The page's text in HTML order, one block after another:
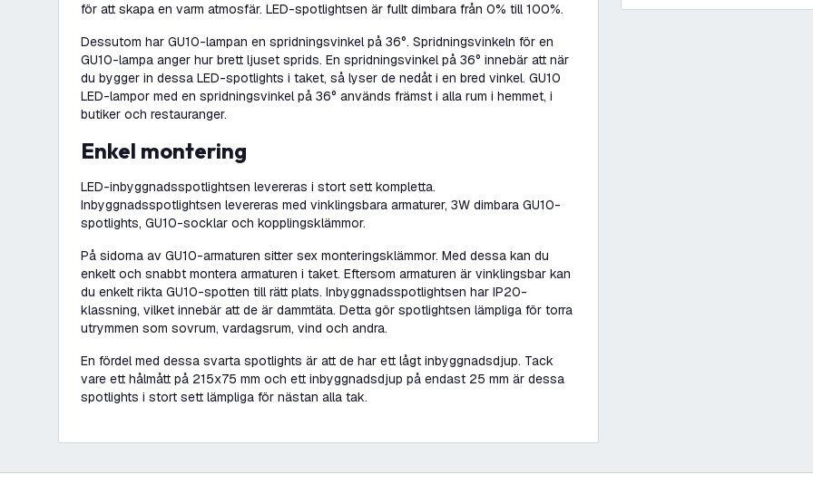
för att skapa en varm atmosfär. LED-spotlightsen är fullt dimbara från 0% till 100%.
Dessutom har GU10-lampan en spridningsvinkel på 36°. Spridningsvinkeln för en
GU10-lampa anger hur brett ljuset sprids. En spridningsvinkel på 36° innebär att när
du bygger in dessa LED-spotlights i taket, så lyser de nedåt i en bred vinkel. GU10
LED-lampor med en spridningsvinkel på 36° används främst i alla rum i hemmet, i
butiker och restauranger.
Enkel montering
LED-inbyggnadsspotlightsen levereras i stort sett kompletta.
Inbyggnadsspotlightsen levereras med vinklingsbara armaturer, 3W dimbara GU10-
spotlights, GU10-socklar och kopplingsklämmor.
På sidorna av GU10-armaturen sitter sex monteringsklämmor. Med dessa kan du
enkelt och snabbt montera armaturen i taket. Eftersom armaturen är vinklingsbar kan
du enkelt rikta GU10-spotten till rätt plats. Inbyggnadsspotlightsen har IP20-
klassning, vilket innebär att de är dammtäta. Detta gör spotlightsen lämpliga för torra
utrymmen som sovrum, vardagsrum, vind och andra.
En fördel med dessa svarta spotlights är att de har ett lågt inbyggnadsdjup. Tack
vare ett hålmått på 215x75 mm och ett inbyggnadsdjup på endast 25 mm är dessa
spotlights i stort sett lämpliga för nästan alla tak.